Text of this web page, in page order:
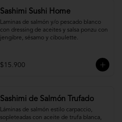
Sashimi Sushi Home
Laminas de salmón y/o pescado blanco
con dressing de aceites y salsa ponzu con
jengibre, sésamo y ciboulette.
$15.900
Sashimi de Salmón Trufado
Láminas de salmón estilo carpaccio,
sopleteadas con aceite de trufa blanca,